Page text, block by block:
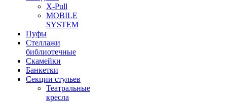
X-Pull
MOBILE
SYSTEM
Пуфы
Стеллажи
библиотечные
Скамейки
Банкетки
Секции стульев
Театральные
кресла